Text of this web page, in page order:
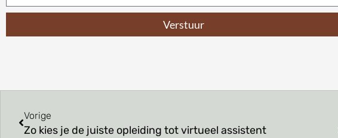
Verstuur
Vorige
Zo kies je de juiste opleiding tot virtueel assistent